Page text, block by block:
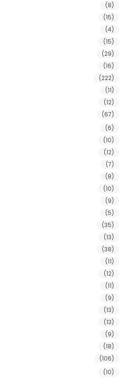
(8)
(15)
(4)
(15)
(29)
(16)
(222)
(11)
(12)
(67)
(6)
(10)
(12)
(7)
(8)
(10)
(9)
(5)
(35)
(13)
(38)
(11)
(12)
(11)
(9)
(13)
(13)
(9)
(18)
(106)
(10)